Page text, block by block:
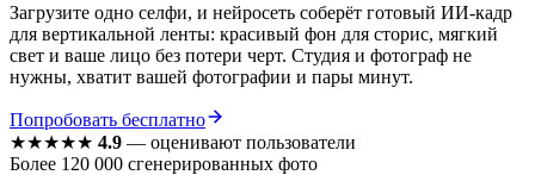
Загрузите одно селфи, и нейросеть соберёт готовый ИИ-кадр
для вертикальной ленты: красивый фон для сторис, мягкий
свет и ваше лицо без потери черт. Студия и фотограф не
нужны, хватит вашей фотографии и пары минут.
Попробовать бесплатно
★★★★★ 4.9 — оценивают пользователи
Более 120 000 сгенерированных фото